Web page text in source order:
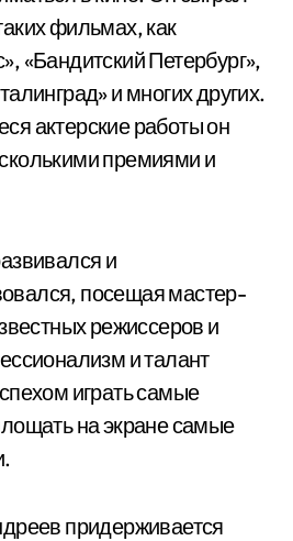
фильмах, как
«Бандитский Петербург»,
и многих других.
актерские работы он
премиями и
и
посещая мастер-
режиссеров и
и талант
играть самые
на экране самые
придерживается